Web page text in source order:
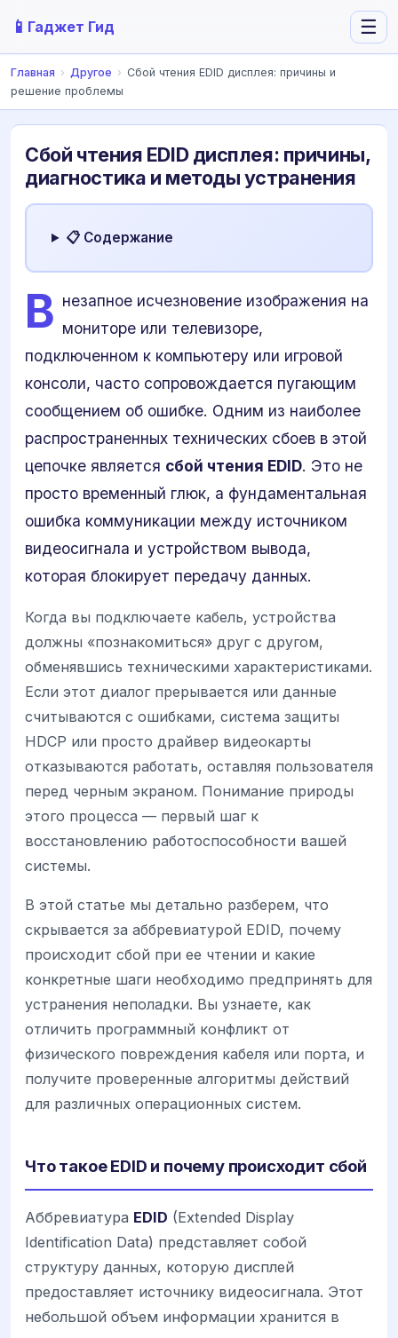
📱 Гаджет Гид ☰
Главная › Другое › Сбой чтения EDID дисплея: причины и
решение проблемы
Сбой чтения EDID дисплея: причины,
диагностика и методы устранения
📋 Содержание
В незапное исчезновение изображения на
мониторе или телевизоре,
подключенном к компьютеру или игровой
консоли, часто сопровождается пугающим
сообщением об ошибке. Одним из наиболее
распространенных технических сбоев в этой
цепочке является сбой чтения EDID. Это не
просто временный глюк, а фундаментальная
ошибка коммуникации между источником
видеосигнала и устройством вывода,
которая блокирует передачу данных.
Когда вы подключаете кабель, устройства
должны «познакомиться» друг с другом,
обменявшись техническими характеристиками.
Если этот диалог прерывается или данные
считываются с ошибками, система защиты
HDCP или просто драйвер видеокарты
отказываются работать, оставляя пользователя
перед черным экраном. Понимание природы
этого процесса — первый шаг к
восстановлению работоспособности вашей
системы.
В этой статье мы детально разберем, что
скрывается за аббревиатурой EDID, почему
происходит сбой при ее чтении и какие
конкретные шаги необходимо предпринять для
устранения неполадки. Вы узнаете, как
отличить программный конфликт от
физического повреждения кабеля или порта, и
получите проверенные алгоритмы действий
для различных операционных систем.
Что такое EDID и почему происходит сбой
Аббревиатура EDID (Extended Display
Identification Data) представляет собой
структуру данных, которую дисплей
предоставляет источнику видеосигнала. Этот
небольшой объем информации хранится в